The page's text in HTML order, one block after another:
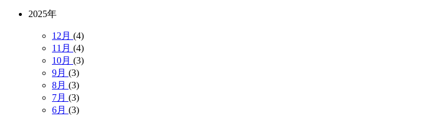
2025年
12月 (4)
11月 (4)
10月 (3)
9月 (3)
8月 (3)
7月 (3)
6月 (3)